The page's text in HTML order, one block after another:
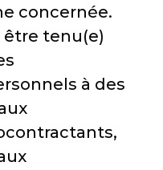
concernée.
être tenu(e)
à des